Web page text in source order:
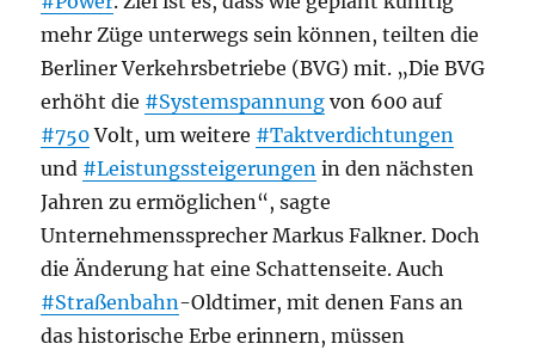
mehr Züge unterwegs sein können, teilten die
Berliner Verkehrsbetriebe (BVG) mit. „Die BVG
erhöht die #Systemspannung von 600 auf
#750Volt, um weitere #Taktverdichtungen
und #Leistungssteigerungen in den nächsten
Jahren zu ermöglichen“, sagte
Unternehmenssprecher Markus Falkner. Doch
die Änderung hat eine Schattenseite. Auch
#Straßenbahn-Oldtimer, mit denen Fans an
das historische Erbe erinnern, müssen